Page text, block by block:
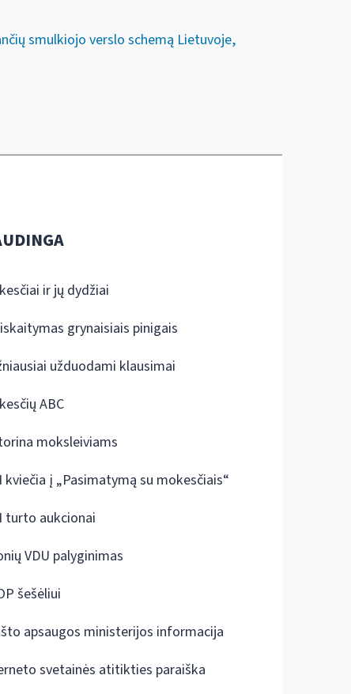
smulkiojo verslo schemą Lietuvoje,
ir jų dydžiai
grynaisiais pinigais
užduodami klausimai
ABC
moksleiviams
kviečia į „Pasimatymą su mokesčiais“
turto aukcionai
VDU palyginimas
šešėliui
apsaugos ministerijos informacija
svetainės atitikties paraiška